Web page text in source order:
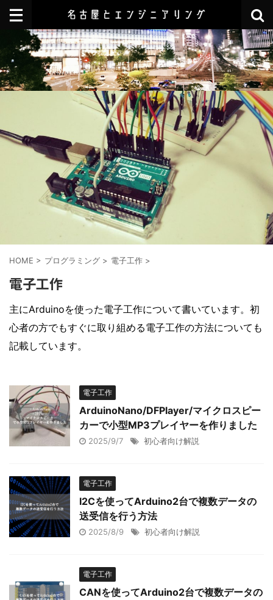
HOME > プログラミング > 電子工作 >
電子工作
主にArduinoを使った電子工作について書いています。初
心者の方でもすぐに取り組める電子工作の方法についても
記載しています。
電子工作
ArduinoNano/DFPlayer/マイクロスピー
カーで小型MP3プレイヤーを作りました
2025/9/7 初心者向け解説
電子工作
I2Cを使ってArduino2台で複数データの
送受信を行う方法
2025/8/9 初心者向け解説
電子工作
CANを使ってArduino2台で複数データの